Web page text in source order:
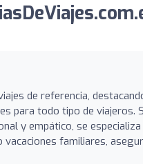
de referencia,
para todo tipo de viajeros.
y empático, se especializa
familiares,